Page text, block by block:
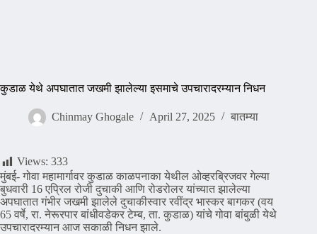
कुडाळ येथे अपघातात जखमी झालेल्या इसमाचे उपचारादरम्यान निधन
Chinmay Ghogale April 27, 2025 बातम्या
Views: 333
मुंबई- गोवा महामार्गावर कुडाळ काळपनाका येथील ओव्हरब्रिजवर गेल्या
बुधवारी 16 एप्रिल रोजी दुचाकी आणि रोडरोलर यांच्यात झालेल्या
अपघातात गंभीर जखमी झालेले दुचाकीस्वार रवींद्र भास्कर बागकर (वय
65 वर्षे, रा. नेरूरपार बांधीवडेकर टेम्ब, ता. कुडाळ) यांचे गोवा बांबुळी येथे
उपचारादरम्यान आज सकाळी निधन झाले.